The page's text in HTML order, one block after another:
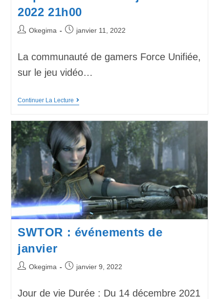
2022 21h00
Okegima janvier 11, 2022
La communauté de gamers Force Unifiée,
sur le jeu vidéo…
Continuer La Lecture
SWTOR : événements de
janvier
Okegima janvier 9, 2022
Jour de vie Durée : Du 14 décembre 2021